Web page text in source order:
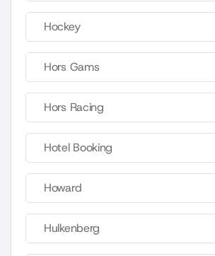
Hockey
Hors Gams
Hors Racing
Hotel Booking
Howard
Hulkenberg